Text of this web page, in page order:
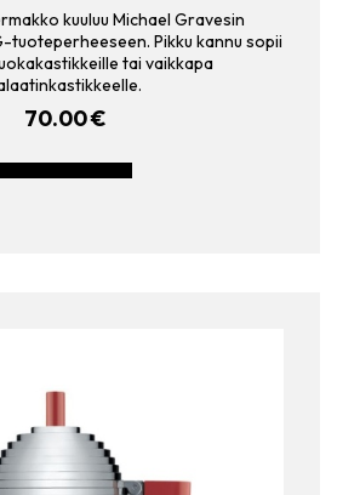
kuuluu Michael Gravesin
tuoteperheeseen. Pikku kannu sopii
tai vaikkapa
70.00€